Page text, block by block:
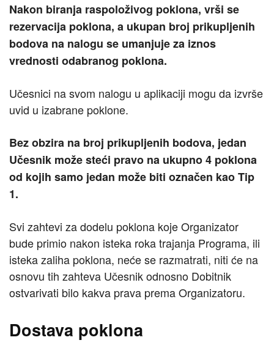
Nakon biranja raspoloživog poklona, vrši se
rezervacija poklona, a ukupan broj prikupljenih
bodova na nalogu se umanjuje za iznos
vrednosti odabranog poklona.
Učesnici na svom nalogu u aplikaciji mogu da izvrše
uvid u izabrane poklone.
Bez obzira na broj prikupljenih bodova, jedan
Učesnik može steći pravo na ukupno 4 poklona
od kojih samo jedan može biti označen kao Tip
1.
Svi zahtevi za dodelu poklona koje Organizator
bude primio nakon isteka roka trajanja Programa, ili
isteka zaliha poklona, neće se razmatrati, niti će na
osnovu tih zahteva Učesnik odnosno Dobitnik
ostvarivati bilo kakva prava prema Organizatoru.
Dostava poklona